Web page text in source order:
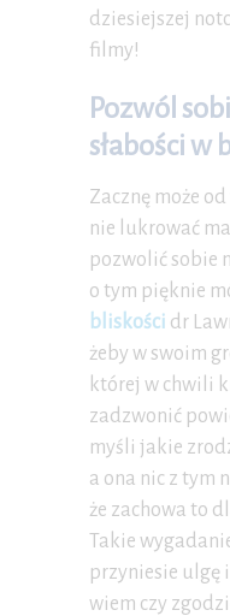
dziesiejszej
filmy!
Pozwól
słabości w
Zacznę może
nie lukrować
pozwolić sobie
o tym pięknie
bliskości dr
żeby w swoim
której w chwili
zadzwonić
myśli jakie
a ona nic z tym
że zachowa to
Takie
przyniesie ulgę
wiem czy